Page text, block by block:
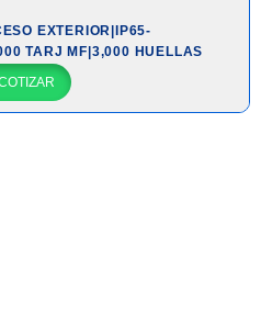
EXTERIOR|IP65-
TARJ MF|3,000 HUELLAS